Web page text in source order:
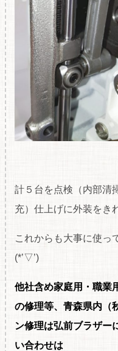
計５台を点検（内部清
充）仕上げに外装をき
これからも大事に使っ
(*’▽’)
他社含め家庭用・職業
の修理等、青森県内（
ン修理は弘前ブラザー
い合わせは